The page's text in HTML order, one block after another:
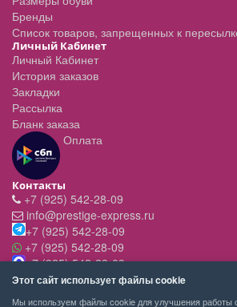
Бренды
Список товаров, запрещенных к
Личный Кабинет
Личный Кабинет
История заказов
Закладки
Рассылка
Бланк заказа
Оплата
Контакты
+7 (925) 542-28-09
info@prestige-express.ru
+7 (925) 542-28-09
+7 (925) 542-28-09
+7 (925) 542-28-09
Режим работы:
- вт-пт с 11:00 до 20:00
Этот сайт использует файлы cookie
Мы используем файлы cookie для улучшения работы